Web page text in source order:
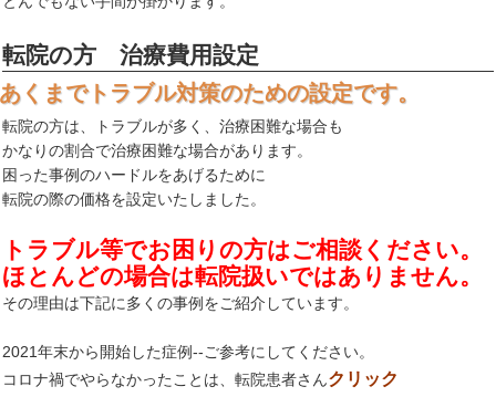
転院の方 治療費用設定
あくまでトラブル対策のための設定です。
転院の方は、トラブルが多く、治療困難な場合も
かなりの割合で治療困難な場合があります。
困った事例のハードルをあげるために
転院の際の価格を設定いたしました。
トラブル等でお困りの方はご相談ください。
ほとんどの場合は転院扱いではありません。
その理由は下記に多くの事例をご紹介しています。
2021年末から開始した症例--ご参考にしてください。
コロナ禍でやらなかったことは、転院患者さんクリック